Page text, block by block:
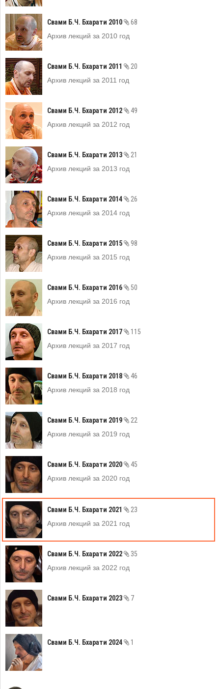
Свами Б.Ч. Бхарати 2010
68
Архив лекций за 2010 год
Свами Б.Ч. Бхарати 2011
20
Архив лекций за 2011 год
Свами Б.Ч. Бхарати 2012
49
Архив лекций за 2012 год
Свами Б.Ч. Бхарати 2013
21
Архив лекций за 2013 год
Свами Б.Ч. Бхарати 2014
26
Архив лекций за 2014 год
Свами Б.Ч. Бхарати 2015
98
Архив лекций за 2015 год
Свами Б.Ч. Бхарати 2016
50
Архив лекций за 2016 год
Свами Б.Ч. Бхарати 2017
115
Архив лекций за 2017 год
Свами Б.Ч. Бхарати 2018
46
Архив лекций за 2018 год
Свами Б.Ч. Бхарати 2019
22
Архив лекций за 2019 год
Свами Б.Ч. Бхарати 2020
45
Архив лекций за 2020 год
Свами Б.Ч. Бхарати 2021
23
Архив лекций за 2021 год
Свами Б.Ч. Бхарати 2022
35
Архив лекций за 2022 год
Свами Б.Ч. Бхарати 2023 7
Свами Б.Ч. Бхарати 2024 1